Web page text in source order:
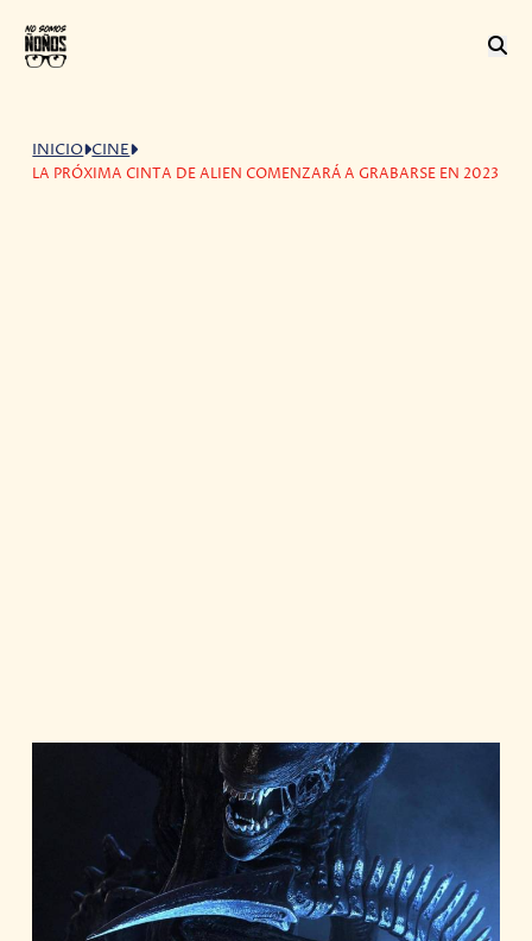
INICIO CINE
LA PRÓXIMA CINTA DE ALIEN COMENZARÁ A GRABARSE EN 2023